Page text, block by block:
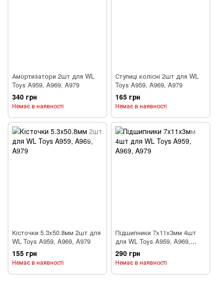
Амортизатори 2шт для WL
Toys A959, A969, A979
340 грн
Немає в наявності
Ступиці колісні 2шт для WL
Toys A959, A969, A979
165 грн
Немає в наявності
Кісточки 5.3x50.8мм 2шт для
WL Toys A959, A969, A979
155 грн
Немає в наявності
Підшипники 7x11x3мм 4шт
для WL Toys A959, A969,
A979
290 грн
Немає в наявності